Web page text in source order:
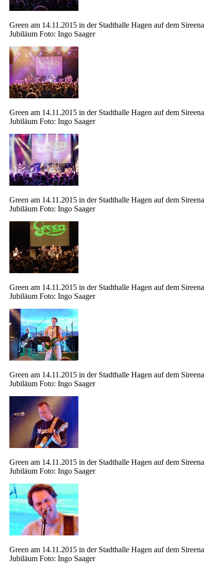
Green am 14.11.2015 in der Stadthalle Hagen auf dem Sireena
Jubiläum Foto: Ingo Saager
Green am 14.11.2015 in der Stadthalle Hagen auf dem Sireena
Jubiläum Foto: Ingo Saager
Green am 14.11.2015 in der Stadthalle Hagen auf dem Sireena
Jubiläum Foto: Ingo Saager
Green am 14.11.2015 in der Stadthalle Hagen auf dem Sireena
Jubiläum Foto: Ingo Saager
Green am 14.11.2015 in der Stadthalle Hagen auf dem Sireena
Jubiläum Foto: Ingo Saager
Green am 14.11.2015 in der Stadthalle Hagen auf dem Sireena
Jubiläum Foto: Ingo Saager
Green am 14.11.2015 in der Stadthalle Hagen auf dem Sireena
Jubiläum Foto: Ingo Saager